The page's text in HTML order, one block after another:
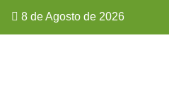
8 de Agosto de 2026